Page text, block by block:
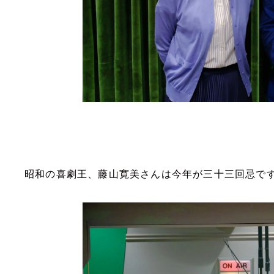
昭和の喜劇王、藤山寛美さんは今年が三十三回忌で